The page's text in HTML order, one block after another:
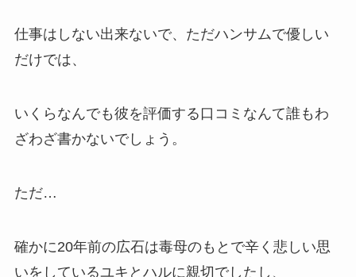
仕事はしない出来ないで、ただハンサムで優しい
だけでは、
いくらなんでも彼を評価する口コミなんて誰もわ
ざわざ書かないでしょう。
ただ…
確かに20年前の広石は毒母のもとで辛く悲しい思
いをしているユキとハルに親切でしたし、